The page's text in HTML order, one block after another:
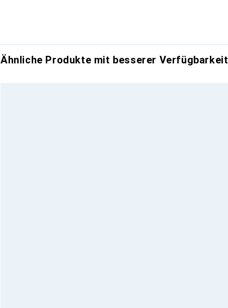
Ähnliche Produkte mit besserer Verfügbarkeit